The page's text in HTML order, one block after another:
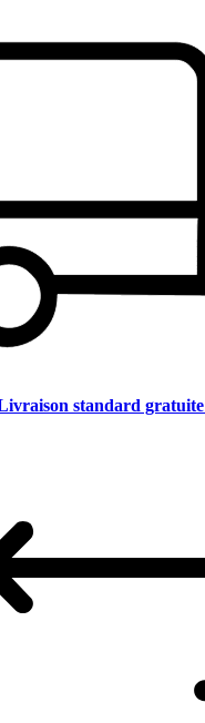
standard gratuite